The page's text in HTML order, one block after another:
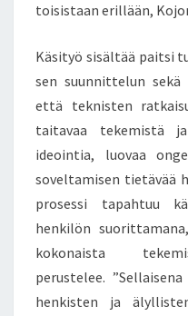
toisistaan erillään,
Käsityö sisältää paitsi
sen suunnittelun sekä
että teknisten
taitavaa tekemistä
ideointia, luovaa
soveltamisen tietävää
prosessi tapahtuu
henkilön
kokonaista
perustelee.
henkisten ja